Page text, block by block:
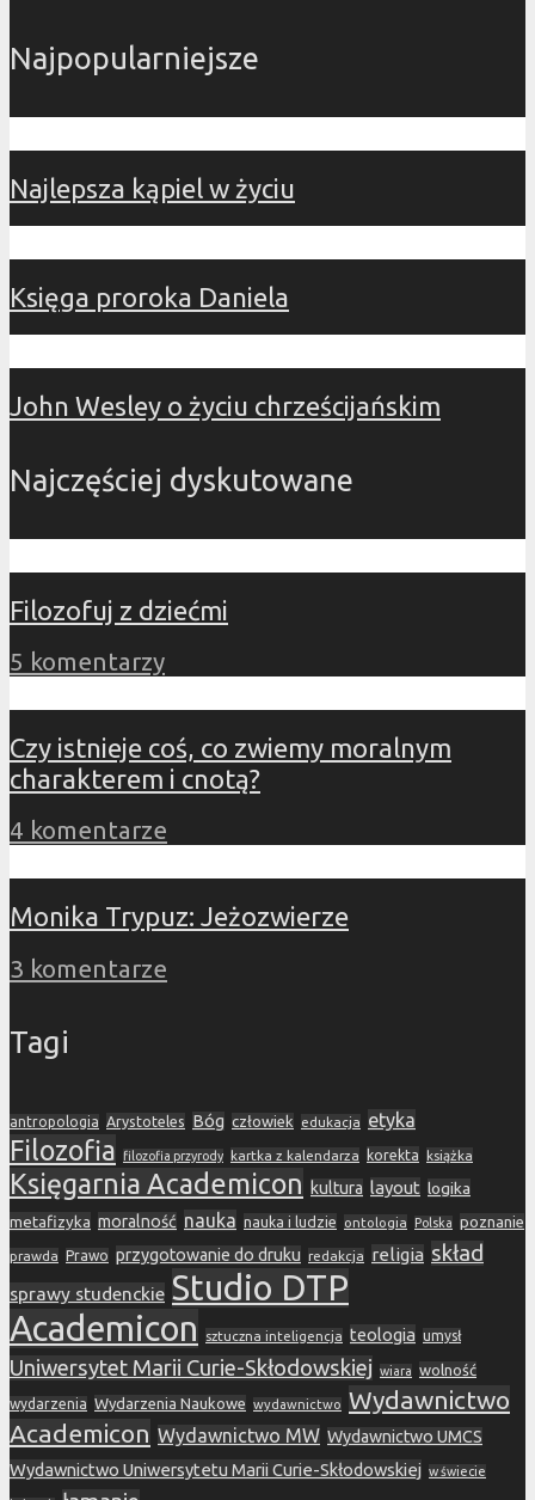
Najpopularniejsze
Najlepsza kąpiel w życiu
Księga proroka Daniela
John Wesley o życiu chrześcijańskim
Najczęściej dyskutowane
Filozofuj z dziećmi
5 komentarzy
Czy istnieje coś, co zwiemy moralnym
charakterem i cnotą?
4 komentarze
Monika Trypuz: Jeżozwierze
3 komentarze
Tagi
antropologia Arystoteles Bóg człowiek edukacja etyka
Filozofia filozofia przyrody kartka z kalendarza korekta książka
Księgarnia Academicon kultura layout logika
metafizyka moralność nauka nauka i ludzie ontologia Polska poznanie
prawda Prawo przygotowanie do druku redakcja religia skład
sprawy studenckie Studio DTP
Academicon
sztuczna inteligencja teologia umysł
Uniwersytet Marii Curie-Skłodowskiej wiara wolność
wydarzenia Wydarzenia Naukowe wydawnictwo Wydawnictwo
Academicon Wydawnictwo MW Wydawnictwo UMCS
Wydawnictwo Uniwersytetu Marii Curie-Skłodowskiej w świecie